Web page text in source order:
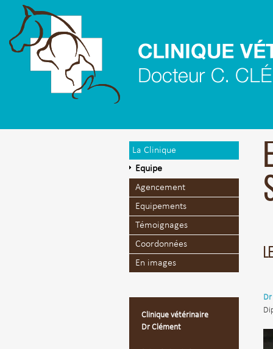
La Clinique
Equipe
Agencement
Equipements
Témoignages
Coordonnées
En images
Clinique vétérinaire
Dr Clément